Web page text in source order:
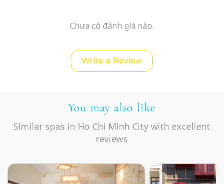
Chưa có đánh giá nào.
Write a Review
You may also like
Similar spas in Ho Chi Minh City with excellent
reviews